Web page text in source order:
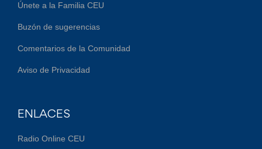
Únete a la Familia CEU
Buzón de sugerencias
Comentarios de la Comunidad
Aviso de Privacidad
ENLACES
Radio Online CEU